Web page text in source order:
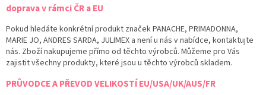
doprava v rámci ČR a EU
Pokud hledáte konkrétní produkt značek PANACHE, PRIMADONNA,
MARIE JO, ANDRES SARDA, JULIMEX a není u nás v nabídce, kontaktujte
nás. Zboží nakupujeme přímo od těchto výrobců. Můžeme pro Vás
zajistit všechny produkty, které jsou u těchto výrobců skladem.
PRŮVODCE A PŘEVOD VELIKOSTÍ EU/USA/UK/AUS/FR